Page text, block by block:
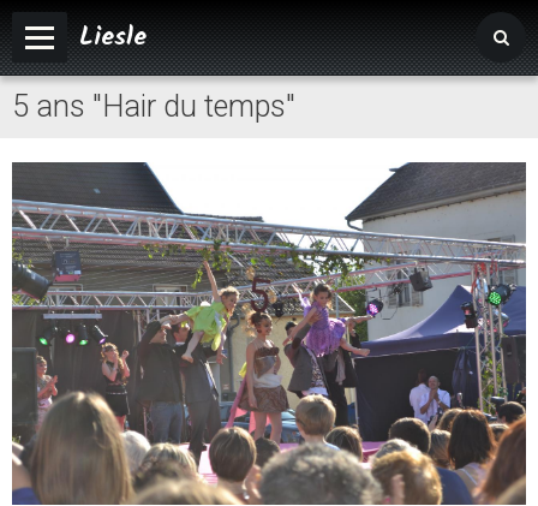
Liesle
Accueil
Vivre à Liesle
Vie associative
Tourisme
5 ans "Hair du temps"